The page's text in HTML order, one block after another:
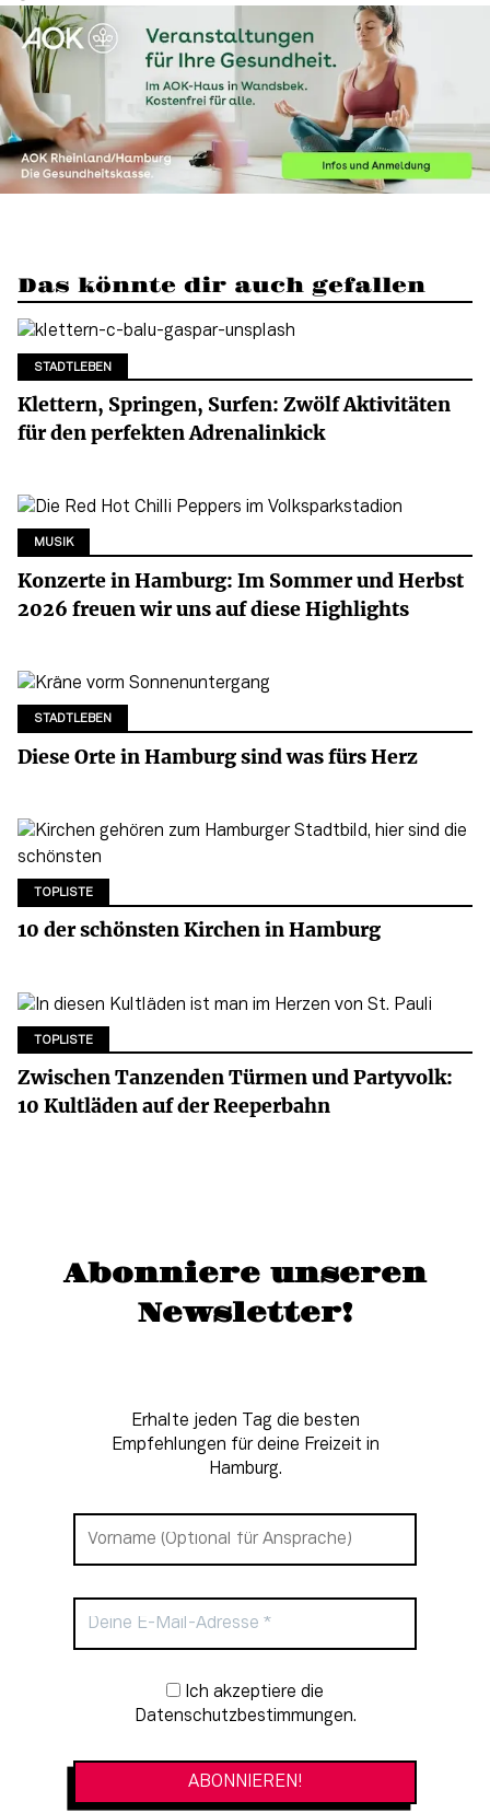
Das könnte dir auch gefallen
STADTLEBEN
Klettern, Springen, Surfen: Zwölf Aktivitäten
für den perfekten Adrenalinkick
MUSIK
Konzerte in Hamburg: Im Sommer und Herbst
2026 freuen wir uns auf diese Highlights
STADTLEBEN
Diese Orte in Hamburg sind was fürs Herz
TOPLISTE
10 der schönsten Kirchen in Hamburg
TOPLISTE
Zwischen Tanzenden Türmen und Partyvolk:
10 Kultläden auf der Reeperbahn
Abonniere unseren
Newsletter!
Erhalte jeden Tag die besten
Empfehlungen für deine Freizeit in
Hamburg.
Newsletter-Anmeldung
Datenschutzbestimmungen.